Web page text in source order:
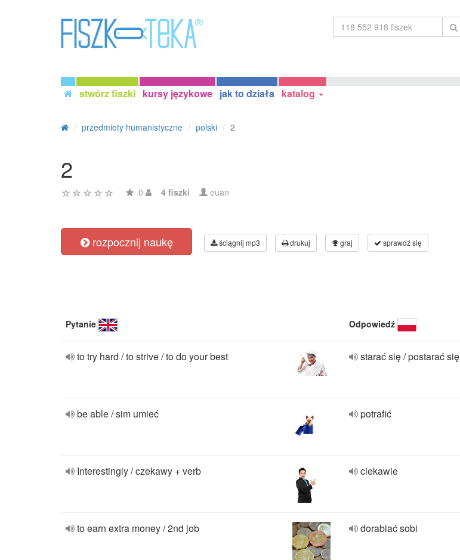
stwórz fiszki kursy językowe jak to działa katalog
przedmioty humanistyczne polski 2
2
0 4 fiszki euan
rozpocznij naukę ściągnij mp3 drukuj graj sprawdź się
Pytanie Odpowiedź
to try hard / to strive / to do your best starać się / postarać się
be able / sim umieć potrafić
Interestingly / czekawy + verb ciekawie
to earn extra money / 2nd job dorabiać sobi